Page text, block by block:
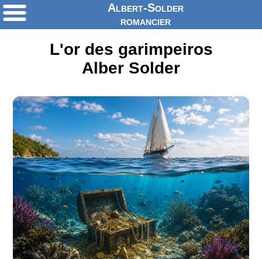
Albert-Solder
romancier
L'or des garimpeiros
Alber Solder